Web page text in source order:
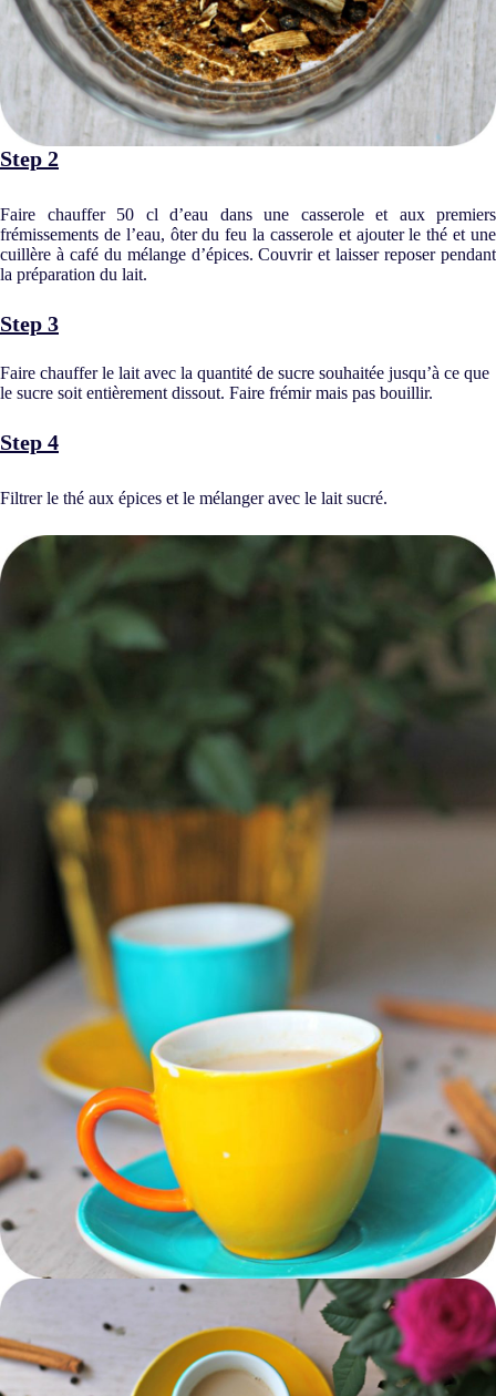
Step 2
Faire chauffer 50 cl d’eau dans une casserole et aux premiers
frémissements de l’eau, ôter du feu la casserole et ajouter le thé et une
cuillère à café du mélange d’épices. Couvrir et laisser reposer pendant
la préparation du lait.
Step 3
Faire chauffer le lait avec la quantité de sucre souhaitée jusqu’à ce que
le sucre soit entièrement dissout. Faire frémir mais pas bouillir.
Step 4
Filtrer le thé aux épices et le mélanger avec le lait sucré.